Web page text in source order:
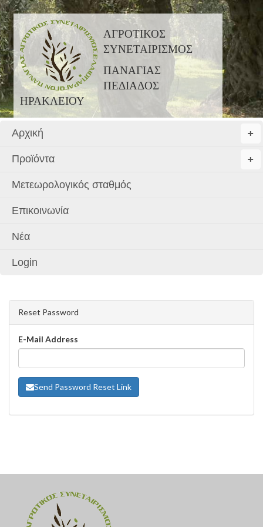
ΑΓΡΟΤΙΚΟΣ
ΣΥΝΕΤΑΙΡΙΣΜΟΣ
ΠΑΝΑΓΙΑΣ
ΠΕΔΙΑΔΟΣ
ΗΡΑΚΛΕΙΟΥ
+
+
Αρχική
+
+
Προϊόντα
Μετεωρολογικός σταθμός
Επικοινωνία
Νέα
Login
Reset Password
E-Mail Address
Send Password Reset Link